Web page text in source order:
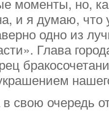
и я думаю, что
одно из
Глава
свою очередь